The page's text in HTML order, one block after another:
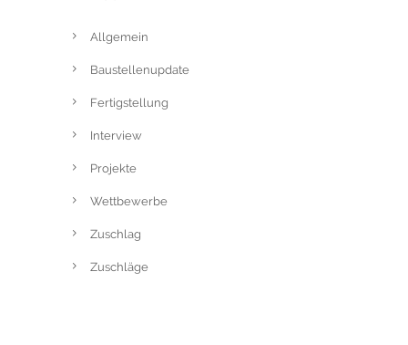
Allgemein
Baustellenupdate
Fertigstellung
Interview
Projekte
Wettbewerbe
Zuschlag
Zuschläge